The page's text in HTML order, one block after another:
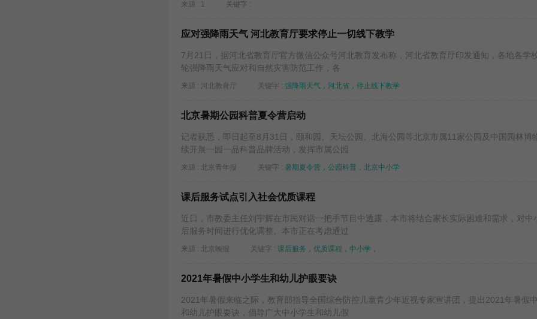
来源 : 1 关键字 :
应对强降雨天气 河北教育厅要求停止一切线下教学
7月21日，据河北省教育厅官方微信公众号河北教育发布称，河北省教育厅印发通知，各地各学
轮强降雨天气应对和自然灾害防范工作，各
来源 : 河北教育厅 关键字 : 强降雨天气，河北省，停止线下教学
北京暑期公园科普夏令营启动
记者获悉，即日起至8月31日，颐和园、天坛公园、北海公园等北京市属11家公园及中国园林博
续开展一园一品科普品牌活动，发挥市属公园
来源 : 北京青年报 关键字 : 暑期夏令营，公园科普，北京中小学
课后服务试点引入社会优质课程
近日，市教委主任刘宇辉在市民对话一把手节目中透露，本市将结合家长实际困难和需求，对中
后服务时间进行优化调整。本市正在考虑通过
来源 : ​北京晚报 关键字 : 课后服务，优质课程，中小学，
2021年暑假中小学生和幼儿护眼要诀
2021年暑假来临之际，教育部指导全国综合防控儿童青少年近视专家宣讲团，提出2021年暑假
和幼儿护眼要诀，倡导广大中小学生和幼儿假